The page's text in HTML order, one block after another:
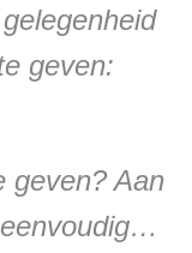
geven:
geven? Aan